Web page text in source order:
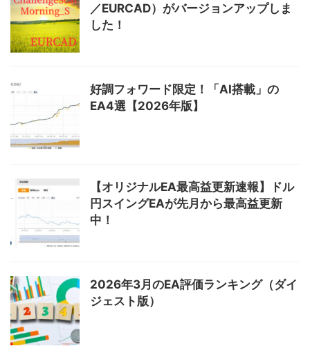
／EURCAD）がバージョンアップしま
した！
好調フォワード限定！「AI搭載」の
EA4選【2026年版】
【オリジナルEA最高益更新速報】ドル
円スイングEAが先月から最高益更新
中！
2026年3月のEA評価ランキング（ダイ
ジェスト版）